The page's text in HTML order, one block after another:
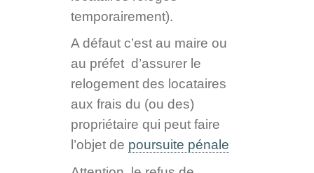
temporairement).
A défaut c’est au maire ou
au préfet d’assurer le
relogement des locataires
aux frais du (ou des)
propriétaire qui peut faire
l’objet de poursuite pénale